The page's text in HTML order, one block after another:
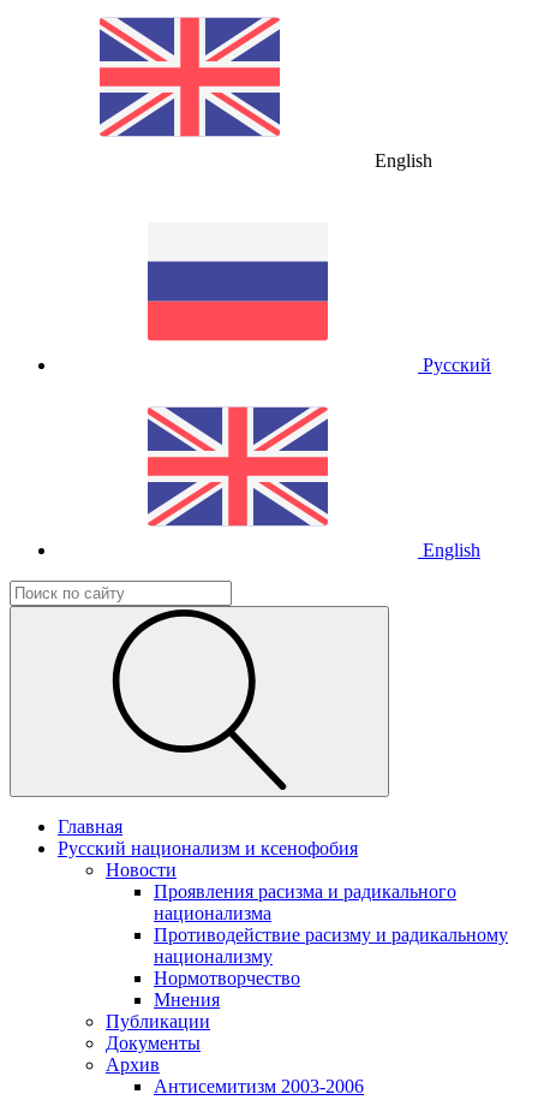
English
Русский
English
Главная
Русский национализм и ксенофобия
Новости
Проявления расизма и радикального
национализма
Противодействие расизму и радикальному
национализму
Нормотворчество
Мнения
Публикации
Документы
Архив
Антисемитизм 2003-2006